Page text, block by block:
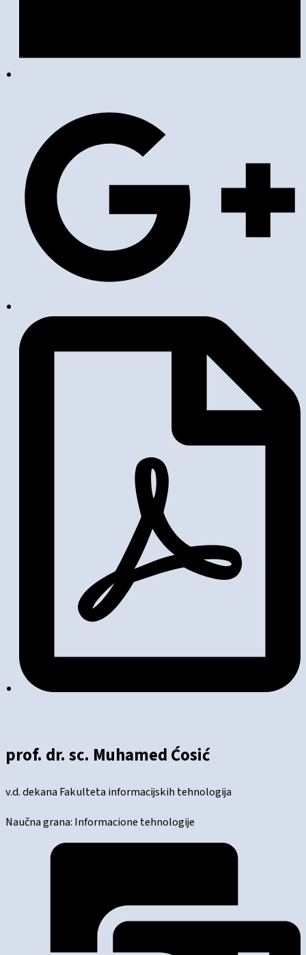
prof. dr. sc. Muhamed Ćosić
v.d. dekana Fakulteta informacijskih tehnologija
Naučna grana: Informacione tehnologije